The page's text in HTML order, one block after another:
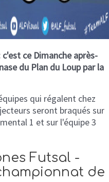
ce Dimanche après-
du Plan du Loup par la
qui régalent chez
seront braqués sur
1 et sur l'équipe 3
Futsal -
de